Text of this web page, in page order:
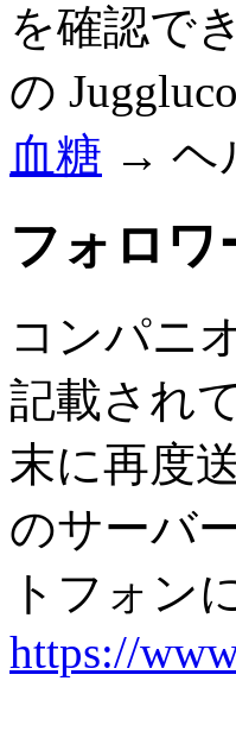
を確認で
の
血糖 → ヘ
フォロワ
コンパニ
記載され
末に再度
のサーバ
トフォン
https://